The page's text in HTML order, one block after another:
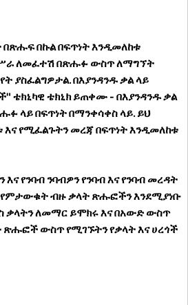
በኩል በፍጥነት እንዲመለከቱ
ለመፈተሽ በጽሑፉ ውስጥ ለማግኘት
ያስፈልግዎታል. በእያንዳንዱ ቃል ላይ
ቴክኒካዊ ቴክኒክ ይጠቀሙ - በእያንዳንዱ ቃል
ላይ በፍጥነት በማንቀሳቀስ ላይ. ይህ
የሚፈልጉትን መረጃ በፍጥነት እንዲመለከቱ
እና የንባብ ንባብዎን የንባብ እና የንባብ መረዳት
የምታውቁት ብዙ ቃላት ጽሑፎችን እንደሚያነቡ
ቃላትን ለመማር ይሞክሩ እና በአውድ ውስጥ
ውስጥ የሚገኙትን የቃላት እና ሀረጎች